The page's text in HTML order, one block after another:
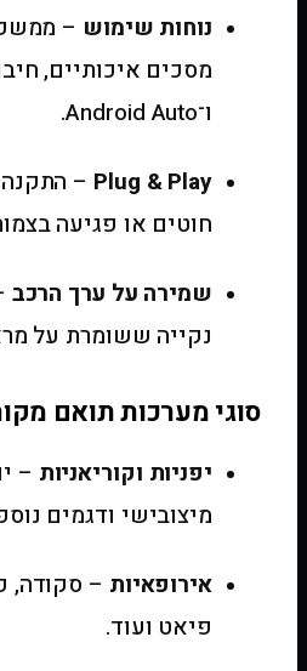
נוחות שימוש –
ו־Android Auto.
Plug & Play
–
חוטים או פגיעה
שמירה על ערך הרכב
נקייה ששומרת על
סוגי מערכות תואם
יפניות וקוריאניות –
מיצובישי ודגמים
אירופאיות – סקודה,
פיאט ועוד.